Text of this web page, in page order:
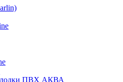
лодки ПВХ АКВА